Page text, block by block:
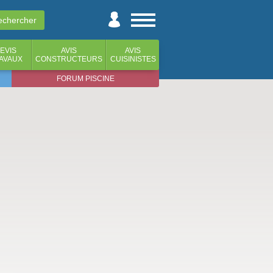
AVIS
CONSTRUCTEURS
AVIS
CUISINISTES
FORUM PISCINE